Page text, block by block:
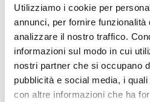
Utilizziamo i cookie per
annunci, per fornire
analizzare il nostro traffico.
informazioni sul modo in cui
nostri partner che si occupano
pubblicità e social media, i
con altre informazioni che ha
Carati Diamanti
Colore Diamanti
Incastonatura